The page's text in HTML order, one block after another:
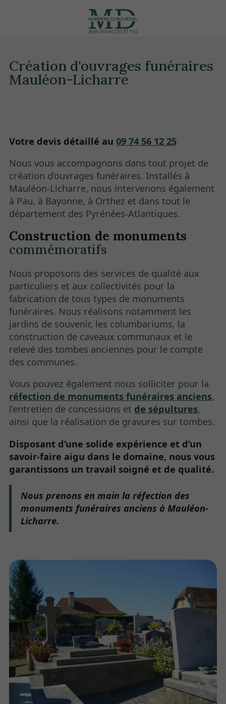
Création d'ouvrages funéraires
Mauléon-Licharre
Votre devis détaillé au09 74 56 12 25
Nous vous accompagnons dans tout projet de
création d’ouvrages funéraires. Installés à
Mauléon-Licharre, nous intervenons également
à Pau, à Bayonne, à Orthez et dans tout le
département des Pyrénées-Atlantiques.
Construction de monuments
commémoratifs
Nous proposons des services de qualité aux
particuliers et aux collectivités pour la
fabrication de tous types de monuments
funéraires. Nous réalisons notamment les
jardins de souvenir, les columbariums, la
construction de caveaux communaux et le
relevé des tombes anciennes pour le compte
des communes.
Vous pouvez également nous solliciter pour la
réfection de monuments funéraires anciens,
l’entretien de concessions et de sépultures,
ainsi que la réalisation de gravures sur tombes.
Disposant d’une solide expérience et d’un
savoir-faire aigu dans le domaine, nous vous
garantissons un travail soigné et de qualité.
Nous prenons en main la réfection des
monuments funéraires anciens à Mauléon-
Licharre.